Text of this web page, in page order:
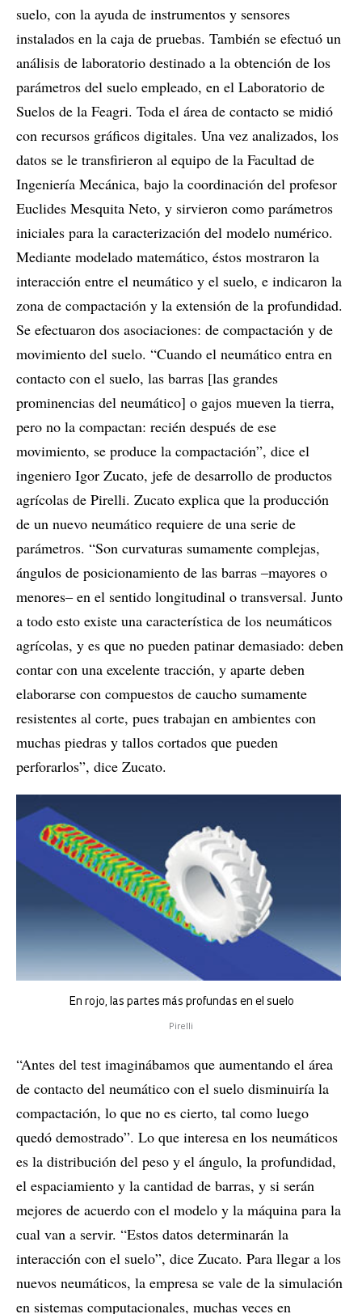
suelo, con la ayuda de instrumentos y sensores
instalados en la caja de pruebas. También se efectuó un
análisis de laboratorio destinado a la obtención de los
parámetros del suelo empleado, en el Laboratorio de
Suelos de la Feagri. Toda el área de contacto se midió
con recursos gráficos digitales. Una vez analizados, los
datos se le transfirieron al equipo de la Facultad de
Ingeniería Mecánica, bajo la coordinación del profesor
Euclides Mesquita Neto, y sirvieron como parámetros
iniciales para la caracterización del modelo numérico.
Mediante modelado matemático, éstos mostraron la
interacción entre el neumático y el suelo, e indicaron la
zona de compactación y la extensión de la profundidad.
Se efectuaron dos asociaciones: de compactación y de
movimiento del suelo. “Cuando el neumático entra en
contacto con el suelo, las barras [las grandes
prominencias del neumático] o gajos mueven la tierra,
pero no la compactan: recién después de ese
movimiento, se produce la compactación”, dice el
ingeniero Igor Zucato, jefe de desarrollo de productos
agrícolas de Pirelli. Zucato explica que la producción
de un nuevo neumático requiere de una serie de
parámetros. “Son curvaturas sumamente complejas,
ángulos de posicionamiento de las barras ‒mayores o
menores‒ en el sentido longitudinal o transversal. Junto
a todo esto existe una característica de los neumáticos
agrícolas, y es que no pueden patinar demasiado: deben
contar con una excelente tracción, y aparte deben
elaborarse con compuestos de caucho sumamente
resistentes al corte, pues trabajan en ambientes con
muchas piedras y tallos cortados que pueden
perforarlos”, dice Zucato.
En rojo, las partes más profundas en el suelo
Pirelli
“Antes del test imaginábamos que aumentando el área
de contacto del neumático con el suelo disminuiría la
compactación, lo que no es cierto, tal como luego
quedó demostrado”. Lo que interesa en los neumáticos
es la distribución del peso y el ángulo, la profundidad,
el espaciamiento y la cantidad de barras, y si serán
mejores de acuerdo con el modelo y la máquina para la
cual van a servir. “Estos datos determinarán la
interacción con el suelo”, dice Zucato. Para llegar a los
nuevos neumáticos, la empresa se vale de la simulación
en sistemas computacionales, muchas veces en